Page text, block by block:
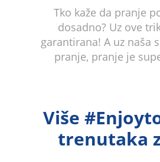
Tko kaže da pranje
dosadno? Uz ove
garantirana! A uz naša
pranje, pranje je
Više
trenutaka